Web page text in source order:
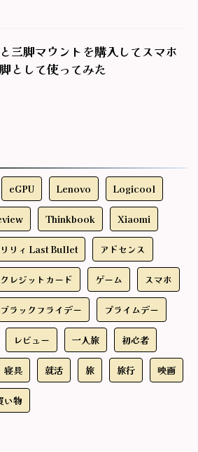
三脚マウントを購入してスマホ
として使ってみた
eGPU Lenovo Logicool
Thinkbook Xiaomi
リィ Last Bullet アドセンス
クレジットカード ゲーム スマホ
ブラックフライデー プライムデー
レビュー 一人旅 初心者
寝具 就活 旅 旅行 映画
い物